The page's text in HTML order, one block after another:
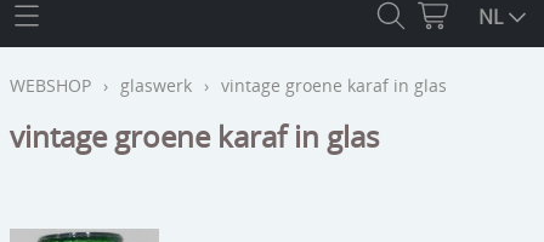
THE RETROHOUSE
WEBSHOP
OUTLET
beelden
INFO
NL
WEBSHOP › glaswerk › vintage groene karaf in glas
vintage groene karaf in glas